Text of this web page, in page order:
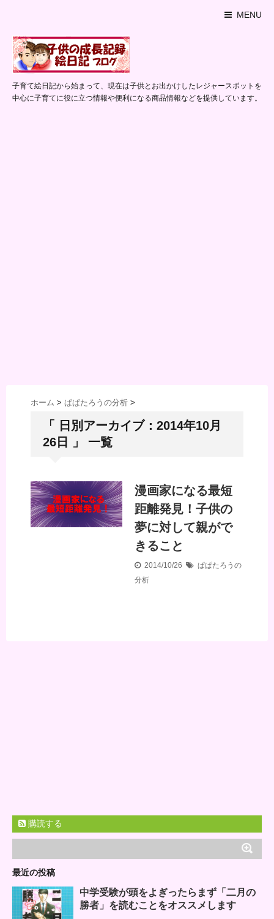
MENU
子育て絵日記から始まって、現在は子供とお出かけしたレジャースポットを
中心に子育てに役に立つ情報や便利になる商品情報などを提供しています。
ホーム > ぱぱたろうの分析 >
「 日別アーカイブ：2014年10月
26日 」 一覧
漫画家になる最短
距離発見！子供の
夢に対して親がで
きること
2014/10/26
ぱぱたろうの
分析
購読する
最近の投稿
中学受験が頭をよぎったらまず「二月の
勝者」を読むことをオススメします